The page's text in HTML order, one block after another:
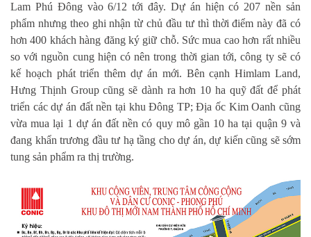
Lam Phú Đông vào 6/12 tới đây. Dự án hiện có 207 nền sản
phẩm nhưng theo ghi nhận từ chủ đầu tư thì thời điểm này đã có
hơn 400 khách hàng đăng ký giữ chỗ. Sức mua cao hơn rất nhiều
so với nguồn cung hiện có nên trong thời gian tới, công ty sẽ có
kế hoạch phát triển thêm dự án mới. Bên cạnh Himlam Land,
Hưng Thịnh Group cũng sẽ dành ra hơn 10 ha quỹ đất để phát
triển các dự án đất nền tại khu Đông TP; Địa ốc Kim Oanh cũng
vừa mua lại 1 dự án đất nền có quy mô gần 10 ha tại quận 9 và
đang khẩn trương đầu tư hạ tầng cho dự án, dự kiến cũng sẽ sớm
tung sản phẩm ra thị trường.